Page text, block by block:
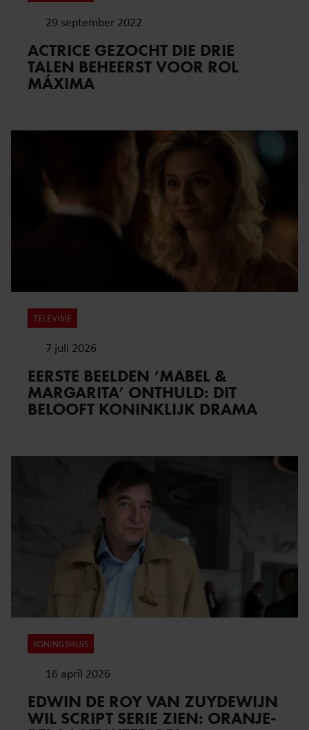
29 september 2022
ACTRICE GEZOCHT DIE DRIE
TALEN BEHEERST VOOR ROL
MÁXIMA
TELEVISIE
7 juli 2026
EERSTE BEELDEN ‘MABEL &
MARGARITA’ ONTHULD: DIT
BELOOFT KONINKLIJK DRAMA
KONINGSHUIS
16 april 2026
EDWIN DE ROY VAN ZUYDEWIJN
WIL SCRIPT SERIE ZIEN: ORANJE-